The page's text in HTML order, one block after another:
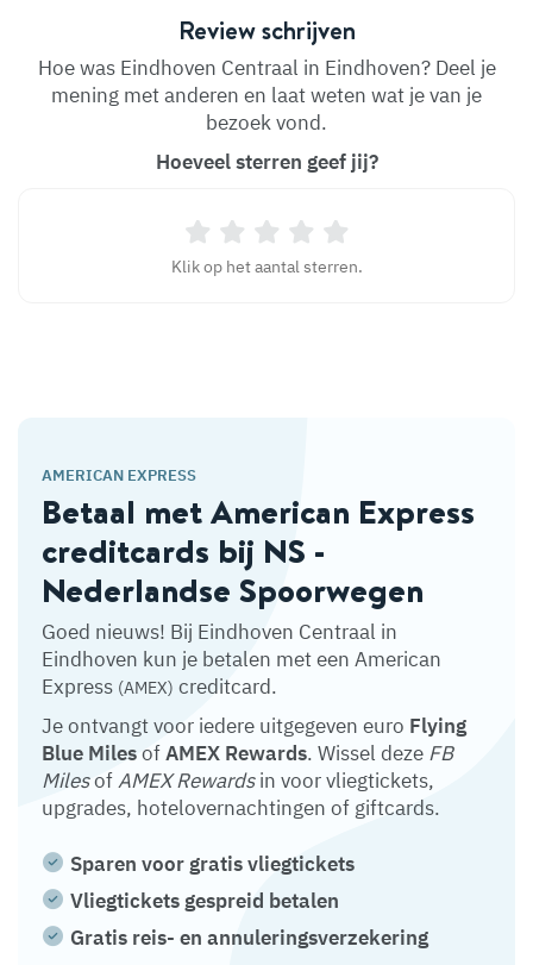
Review schrijven
Hoe was Eindhoven Centraal in Eindhoven? Deel je
mening met anderen en laat weten wat je van je
bezoek vond.
Hoeveel sterren geef jij?
Klik op het aantal sterren.
AMERICAN EXPRESS
Betaal met American Express
creditcards bij NS -
Nederlandse Spoorwegen
Goed nieuws! Bij Eindhoven Centraal in
Eindhoven kun je betalen met een American
Express (AMEX) creditcard.
Je ontvangt voor iedere uitgegeven euro Flying
Blue MilesofAMEX Rewards. Wissel deze FB
MilesofAMEX Rewardsin voor vliegtickets,
upgrades, hotelovernachtingen of giftcards.
Sparen voor gratis vliegtickets
Vliegtickets gespreid betalen
Gratis reis- en annuleringsverzekering